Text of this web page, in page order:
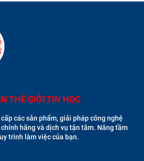
THẾ GIỚI TIN HỌC
các sản phẩm, giải pháp công nghệ
hãng và dịch vụ tận tâm. Nâng tầm
trình làm việc của bạn.